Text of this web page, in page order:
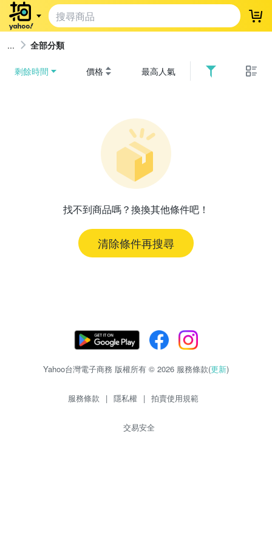
登
全部分類
剩餘時間 價格 最高人氣
找不到商品嗎？換換其他條件吧！
清除條件再搜尋
Yahoo台灣電子商務 版權所有 © 2026 服務條款(更新)
服務條款 | 隱私權 | 拍賣使用規範
交易安全